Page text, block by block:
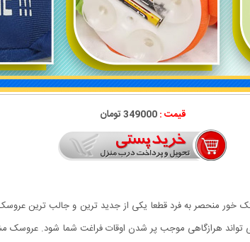
قیمت :349000 تومان
خور منحصر به فرد قطعا یکی از جدید ترین و جالب ترین
می تواند هرازگاهی موجب پر شدن اوقات فراغت شما شود.